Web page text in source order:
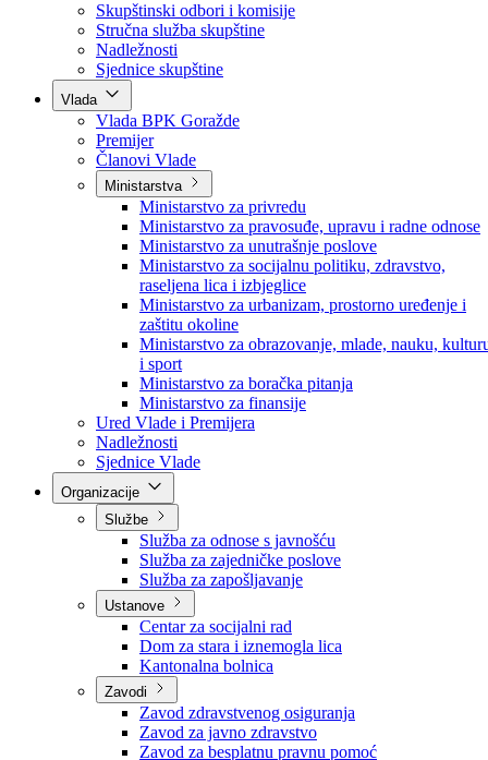
Poslanici po strankama
Poslanici po klubovima naroda
Kolegij skupštine
Skupštinski odbori i komisije
Stručna služba skupštine
Nadležnosti
Sjednice skupštine
Vlada
Vlada BPK Goražde
Premijer
Članovi Vlade
Ministarstva
Ministarstvo za privredu
Ministarstvo za pravosuđe, upravu i radne odnose
Ministarstvo za unutrašnje poslove
Ministarstvo za socijalnu politiku, zdravstvo,
raseljena lica i izbjeglice
Ministarstvo za urbanizam, prostorno uređenje i
zaštitu okoline
Ministarstvo za obrazovanje, mlade, nauku,
i sport
Ministarstvo za boračka pitanja
Ministarstvo za finansije
Ured Vlade i Premijera
Nadležnosti
Sjednice Vlade
Službe
Služba za odnose s javnošću
Služba za zajedničke poslove
Služba za zapošljavanje
Ustanove
Centar za socijalni rad
Dom za stara i iznemogla lica
Kantonalna bolnica
Zavodi